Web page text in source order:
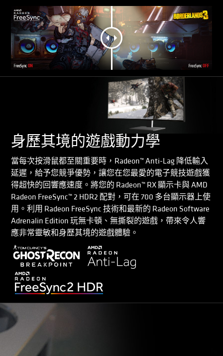
身歷其境的遊戲動力學
當每次按滑鼠都至關重要時，Radeon™ Anti-Lag 降低輸入
延遲，給予您競爭優勢，讓您在您最愛的電子競技遊戲獲
得超快的回響應速度。將您的 Radeon™ RX 顯示卡與 AMD
Radeon FreeSync™ 2 HDR2 配對，可在 700 多台顯示器上使
用。利用 Radeon FreeSync 技術和最新的 Radeon Software
Adrenalin Edition 玩無卡頓、無撕裂的遊戲，帶來令人響
應非常靈敏和身歷其境的遊戲體驗。